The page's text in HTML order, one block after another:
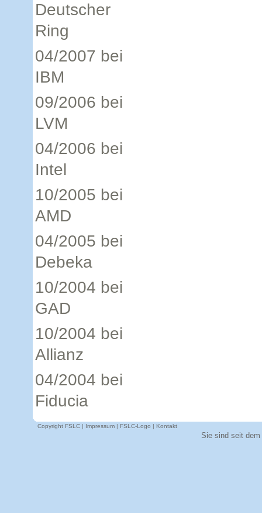
Deutscher
Ring
04/2007 bei
IBM
09/2006 bei
LVM
04/2006 bei
Intel
10/2005 bei
AMD
04/2005 bei
Debeka
10/2004 bei
GAD
10/2004 bei
Allianz
04/2004 bei
Fiducia
Copyright FSLC | Impressum| FSLC-Logo | Kontakt
Sie sind seit